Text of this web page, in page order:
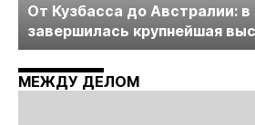
От Кузбасса до Австралии: в
завершилась крупнейшая
технологий «Недра России.
Майнинг»
МЕЖДУ ДЕЛОМ